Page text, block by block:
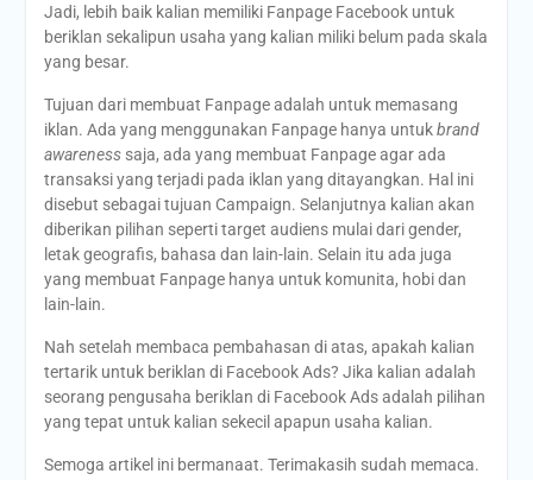
Jadi, lebih baik kalian memiliki Fanpage Facebook untuk
beriklan sekalipun usaha yang kalian miliki belum pada skala
yang besar.
Tujuan dari membuat Fanpage adalah untuk memasang
iklan. Ada yang menggunakan Fanpage hanya untukbrand
awareness saja, ada yang membuat Fanpage agar ada
transaksi yang terjadi pada iklan yang ditayangkan. Hal ini
disebut sebagai tujuan Campaign. Selanjutnya kalian akan
diberikan pilihan seperti target audiens mulai dari gender,
letak geografis, bahasa dan lain-lain. Selain itu ada juga
yang membuat Fanpage hanya untuk komunita, hobi dan
lain-lain.
Nah setelah membaca pembahasan di atas, apakah kalian
tertarik untuk beriklan di Facebook Ads? Jika kalian adalah
seorang pengusaha beriklan di Facebook Ads adalah pilihan
yang tepat untuk kalian sekecil apapun usaha kalian.
Semoga artikel ini bermanaat. Terimakasih sudah memaca.